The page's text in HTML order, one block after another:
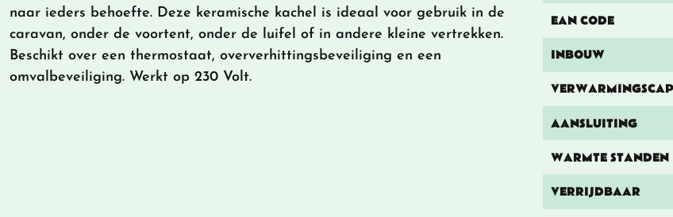
naar ieders behoefte. Deze keramische kachel is ideaal voor gebruik in de
caravan, onder de voortent, onder de luifel of in andere kleine vertrekken.
Beschikt over een thermostaat, oververhittingsbeveiliging en een
omvalbeveiliging. Werkt op 230 Volt.
EAN CODE
INBOUW
AANSLUITING
WARMTE STANDEN
VERRIJDBAAR